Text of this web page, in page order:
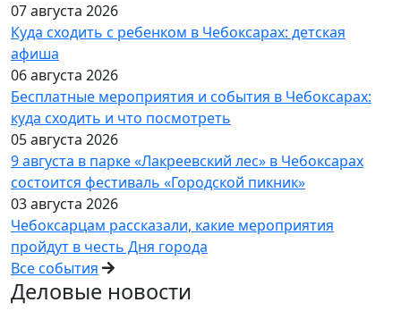
07 августа 2026
Куда сходить с ребенком в Чебоксарах: детская
афиша
06 августа 2026
Бесплатные мероприятия и события в Чебоксарах:
куда сходить и что посмотреть
05 августа 2026
9 августа в парке «Лакреевский лес» в Чебоксарах
состоится фестиваль «Городской пикник»
03 августа 2026
Чебоксарцам рассказали, какие мероприятия
пройдут в честь Дня города
Все события
Деловые новости